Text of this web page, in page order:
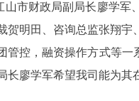
山市财政局副局长廖学
贺明田、咨询总监张翔
管控，融资操作方式等一
长廖学军希望我司能为其